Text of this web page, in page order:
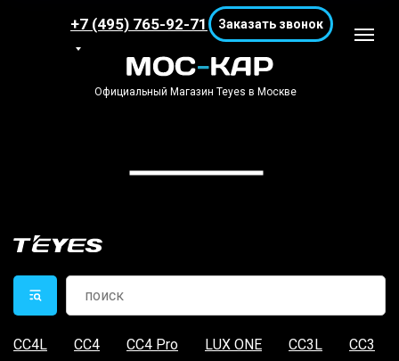
Официальный Магазин Teyes в Москве
+7 (495) 765-92-71 Заказать звонок
CC4L CC4 CC4 Pro LUX ONE CC3L CC3